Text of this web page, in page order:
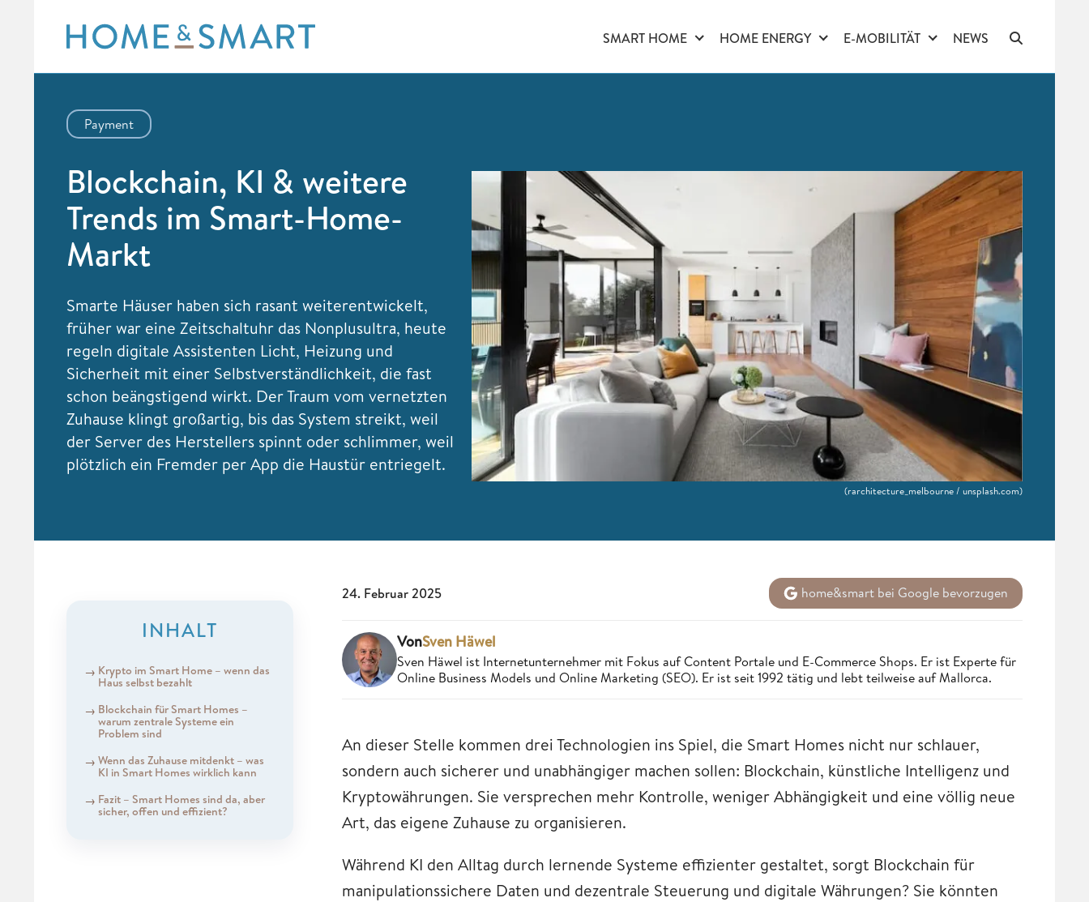
content
SMART HOME HOME ENERGY E-MOBILITÄT NEWS
Payment
Blockchain, KI & weitere
Trends im Smart-Home-
Markt
Smarte Häuser haben sich rasant weiterentwickelt,
früher war eine Zeitschaltuhr das Nonplusultra, heute
regeln digitale Assistenten Licht, Heizung und
Sicherheit mit einer Selbstverständlichkeit, die fast
schon beängstigend wirkt. Der Traum vom vernetzten
Zuhause klingt großartig, bis das System streikt, weil
der Server des Herstellers spinnt oder schlimmer, weil
plötzlich ein Fremder per App die Haustür entriegelt.
(rarchitecture_melbourne / unsplash.com)
INHALT
Krypto im Smart Home – wenn das
Haus selbst bezahlt
Blockchain für Smart Homes –
warum zentrale Systeme ein
Problem sind
Wenn das Zuhause mitdenkt – was
KI in Smart Homes wirklich kann
Fazit – Smart Homes sind da, aber
sicher, offen und effizient?
24. Februar 2025 home&smart bei Google bevorzugen
VonSven Häwel
Sven Häwel ist Internetunternehmer mit Fokus auf Content Portale und E-Commerce Shops. Er ist Experte für
Online Business Models und Online Marketing (SEO). Er ist seit 1992 tätig und lebt teilweise auf Mallorca.
An dieser Stelle kommen drei Technologien ins Spiel, die Smart Homes nicht nur schlauer,
sondern auch sicherer und unabhängiger machen sollen: Blockchain, künstliche Intelligenz und
Kryptowährungen. Sie versprechen mehr Kontrolle, weniger Abhängigkeit und eine völlig neue
Art, das eigene Zuhause zu organisieren.
Während KI den Alltag durch lernende Systeme effizienter gestaltet, sorgt Blockchain für
manipulationssichere Daten und dezentrale Steuerung und digitale Währungen? Sie könnten